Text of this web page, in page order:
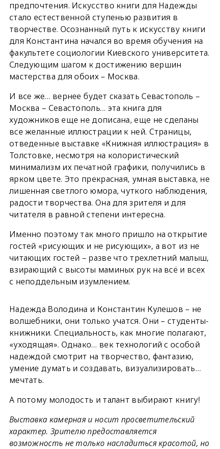
предпочтения. Искусство книги для Надежды
стало естественной ступенью развития в
творчестве. Осознанный путь к искусству книги
для Константина начался во время обучения на
факультете социологии Киевского университета.
Следующим шагом к достижению вершин
мастерства для обоих – Москва.
И все же… вернее будет сказать Севастополь –
Москва – Севастополь… эта книга для
художников еще не дописана, еще не сделаны
все желанные иллюстрации к ней. Страницы,
отведенные выставке «Книжная иллюстрация» в
Толстовке, несмотря на колористический
минимализм их печатной графики, получились в
ярком цвете. Это прекрасная, умная выставка, не
лишенная светлого юмора, чуткого наблюдения,
радости творчества. Она для зрителя и для
читателя в равной степени интересна.
Именно поэтому так много пришло на открытие
гостей «рисующих и не рисующих», а вот из не
читающих гостей – разве что трехлетний малыш,
взирающий с высоты маминых рук на всё и всех
с неподдельным изумлением.
Надежда Володина и Константин Кулешов – не
волшебники, они только учатся. Они – студенты-
книжники. Специальность, как многие полагают,
«уходящая». Однако… век технологий с особой
надеждой смотрит на творчество, фантазию,
умение думать и создавать, визуализировать…
мечтать.
А потому молодость и талант выбирают книгу!
Выставка камерная и носит просветительский
характер. Зрителю предоставляется
возможность не только насладиться красотой, но